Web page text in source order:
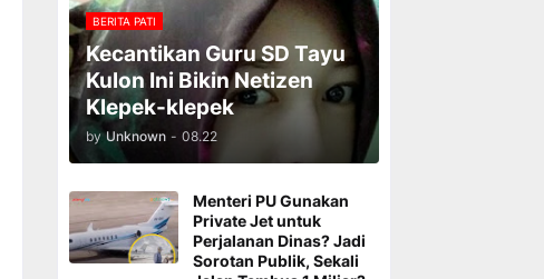
BERITA PATI
Kecantikan Guru SD Tayu
Kulon Ini Bikin Netizen
Klepek-klepek
by Unknown - 08.22
Menteri PU Gunakan
Private Jet untuk
Perjalanan Dinas? Jadi
Sorotan Publik, Sekali